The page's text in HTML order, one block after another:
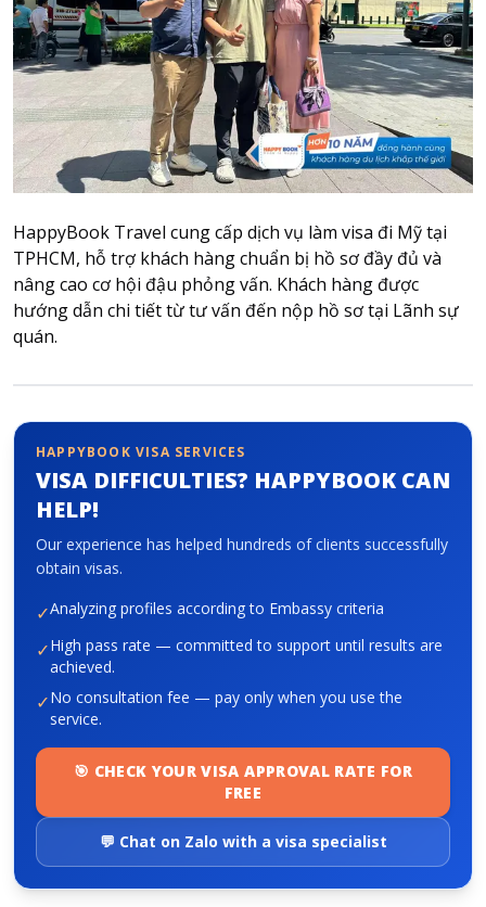
Travel SIM
Vietnam travel SIM
International travel SIM
Tours
Domestic tours
Yacht
For you
Register as a collaborator
Instructions for booking tickets
Transfer information
Terms of Use
Privacy Policy
About HappyBook
News
Contact us
HappyBook Travel cung cấp dịch vụ làm visa đi Mỹ tại
TPHCM, hỗ trợ khách hàng chuẩn bị hồ sơ đầy đủ và
nâng cao cơ hội đậu phỏng vấn. Khách hàng được
hướng dẫn chi tiết từ tư vấn đến nộp hồ sơ tại Lãnh sự
quán.
HAPPYBOOK VISA SERVICES
VISA DIFFICULTIES? HAPPYBOOK CAN
HELP!
Our experience has helped hundreds of clients successfully
obtain visas.
✓Analyzing profiles according to Embassy criteria
✓High pass rate — committed to support until results are
achieved.
✓No consultation fee — pay only when you use the
service.
🎯 CHECK YOUR VISA APPROVAL RATE FOR
FREE
💬 Chat on Zalo with a visa specialist